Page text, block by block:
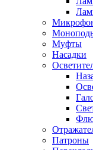
Муфты
Насадки
Патроны